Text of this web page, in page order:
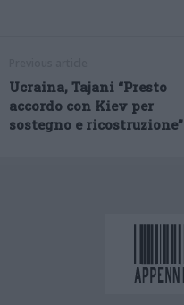
Ucraina, Tajani “Presto
accordo con Kiev per
sostegno e ricostruzione”